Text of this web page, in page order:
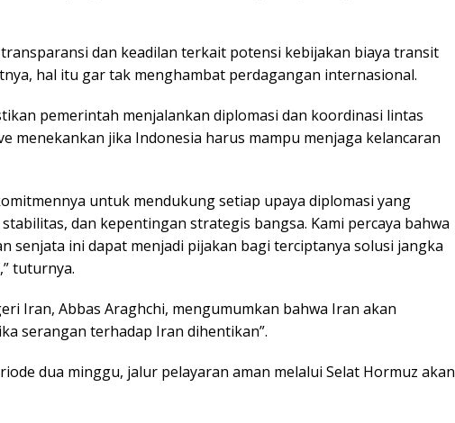
dan keadilan terkait potensi kebijakan biaya transit
hal itu gar tak menghambat perdagangan internasional.
pemerintah menjalankan diplomasi dan koordinasi lintas
menekankan jika Indonesia harus mampu menjaga kelancaran
untuk mendukung setiap upaya diplomasi yang
dan kepentingan strategis bangsa. Kami percaya bahwa
senjata ini dapat menjadi pijakan bagi terciptanya solusi jangka
tuturnya.
Iran, Abbas Araghchi, mengumumkan bahwa Iran akan
serangan terhadap Iran dihentikan”.
dua minggu, jalur pelayaran aman melalui Selat Hormuz akan